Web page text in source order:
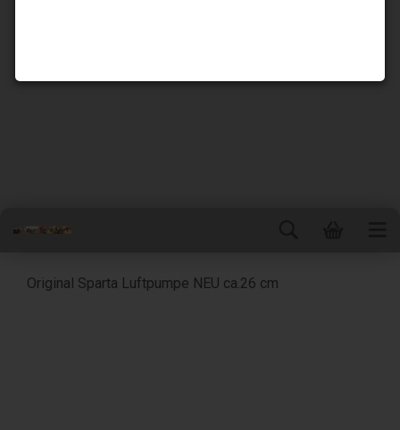
Original Sparta Luftpumpe NEU ca.26 cm